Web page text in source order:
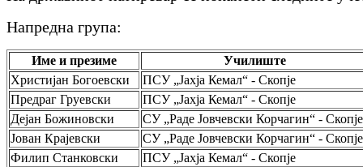
Напредна група:
Име и презиме
Училиште
Христијан Богоевски
ПСУ „Јахја Кемал“ - Скопје
Предраг Груевски
ПСУ „Јахја Кемал“ - Скопје
Дејан Божиновски
СУ „Раде Јовчевски Корчагин“ - Скопје
Јован Крајевски
СУ „Раде Јовчевски Корчагин“ - Скопје
Филип Станковски
ПСУ „Јахја Кемал“ - Скопје